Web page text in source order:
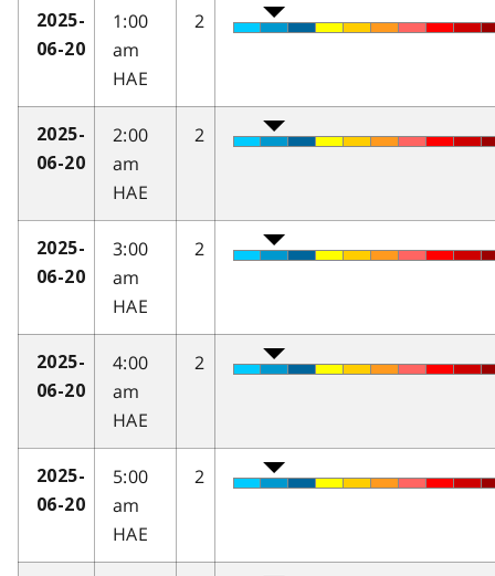
2025-
06-20
1:00
am
HAE
2
2025-
06-20
2:00
am
HAE
2
2025-
06-20
3:00
am
HAE
2
2025-
06-20
4:00
am
HAE
2
2025-
06-20
5:00
am
HAE
2